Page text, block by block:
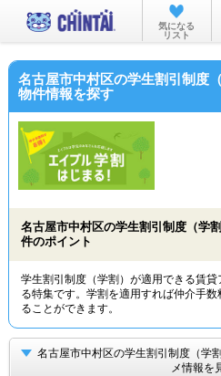
お部屋を
沿線
不
気になる
リスト
名古屋市中村区の学生割引制度
物件情報を探す
名古屋市中村区の学生割引制度（学
件のポイント
学生割引制度（学割）が適用できる賃
る特集です。学割を適用すれば仲介手
ることができます。
名古屋市中村区の学生割引制度（学
メ情報を